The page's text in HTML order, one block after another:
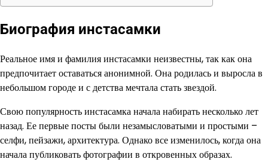
Биография инстасамки
Реальное имя и фамилия инстасамки неизвестны, так как она
предпочитает оставаться анонимной. Она родилась и выросла в
небольшом городе и с детства мечтала стать звездой.
Свою популярность инстасамка начала набирать несколько лет
назад. Ее первые посты были незамысловатыми и простыми –
селфи, пейзажи, архитектура. Однако все изменилось, когда она
начала публиковать фотографии в откровенных образах.